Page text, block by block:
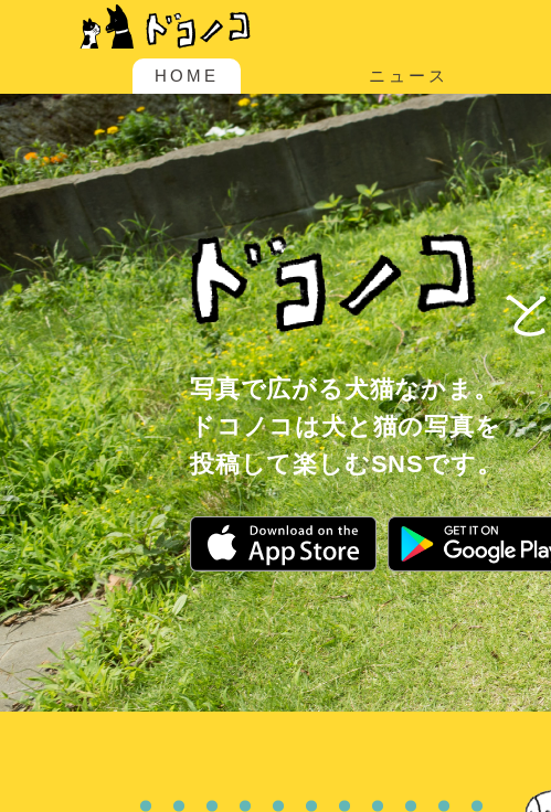
HOME ニュース
写真で広がる犬猫なかま。
ドコノコは犬と猫の写真を
投稿して楽しむSNSです。